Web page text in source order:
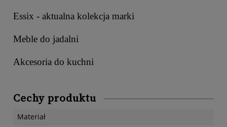
Essix - aktualna kolekcja marki
Meble do jadalni
Akcesoria do kuchni
Cechy produktu
Materiał